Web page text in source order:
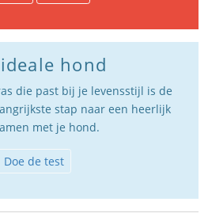
hond
die past bij je levensstijl is de
stap naar een heerlijk
met je hond.
Doe de test